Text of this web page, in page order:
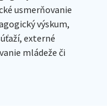
usmerňovanie
výskum,
externé
mládeže či